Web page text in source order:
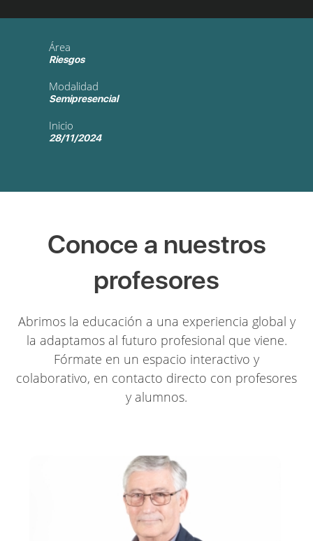
Área
Riesgos
Modalidad
Semipresencial
Inicio
28/11/2024
Conoce a nuestros
profesores
Abrimos la educación a una experiencia global y
la adaptamos al futuro profesional que viene.
Fórmate en un espacio interactivo y
colaborativo, en contacto directo con profesores
y alumnos.